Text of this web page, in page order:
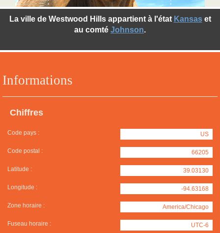
Informations
Chiffres
Code pays : US
Code postal : 66205
Latitude : 39.03130
Longitude : -94.63168
Zone horaire : America/Chicago
Fuseau horaire : UTC-6
La ville de Westwood Hills appartient à l'état Kansaset
au comté Johnson.